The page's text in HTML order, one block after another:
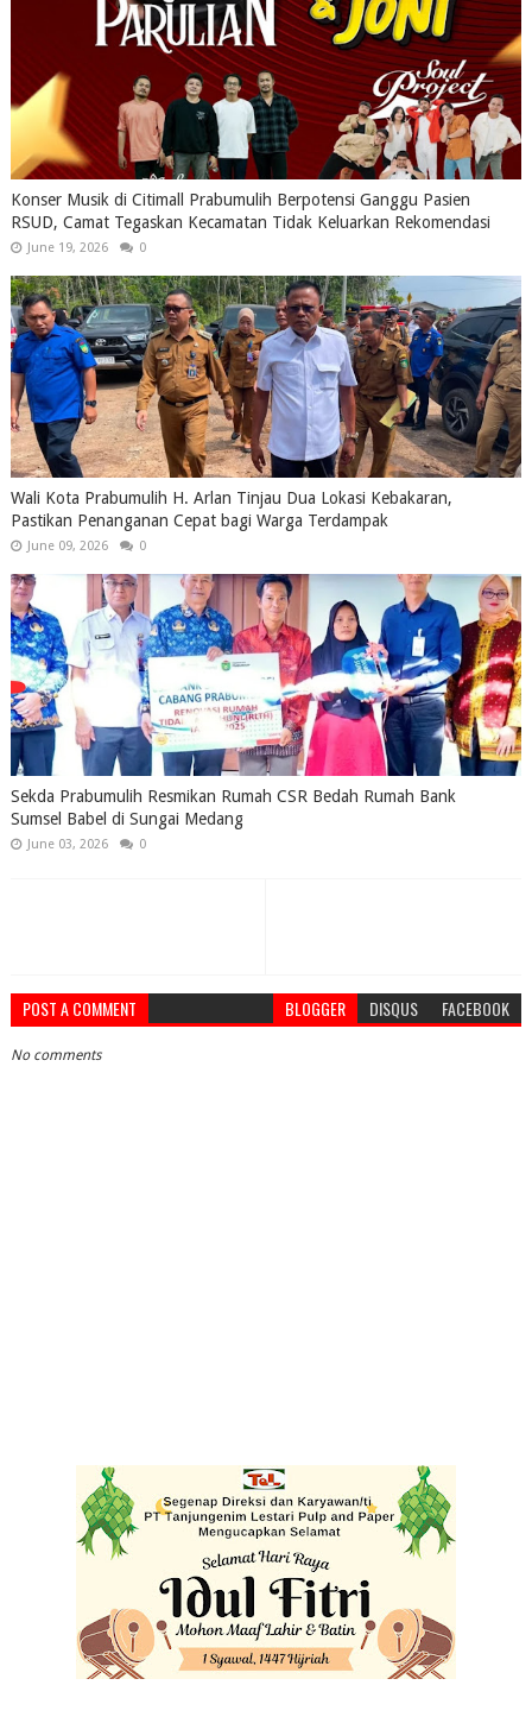
Konser Musik di Citimall Prabumulih Berpotensi Ganggu Pasien
RSUD, Camat Tegaskan Kecamatan Tidak Keluarkan Rekomendasi
June 19, 2026 0
Wali Kota Prabumulih H. Arlan Tinjau Dua Lokasi Kebakaran,
Pastikan Penanganan Cepat bagi Warga Terdampak
June 09, 2026 0
Sekda Prabumulih Resmikan Rumah CSR Bedah Rumah Bank
Sumsel Babel di Sungai Medang
June 03, 2026 0
POST A COMMENT BLOGGER DISQUS FACEBOOK
No comments